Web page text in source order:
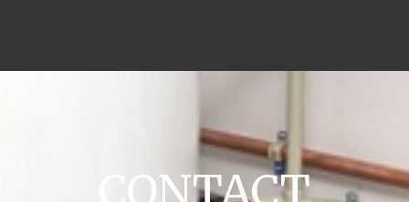
CONTACT